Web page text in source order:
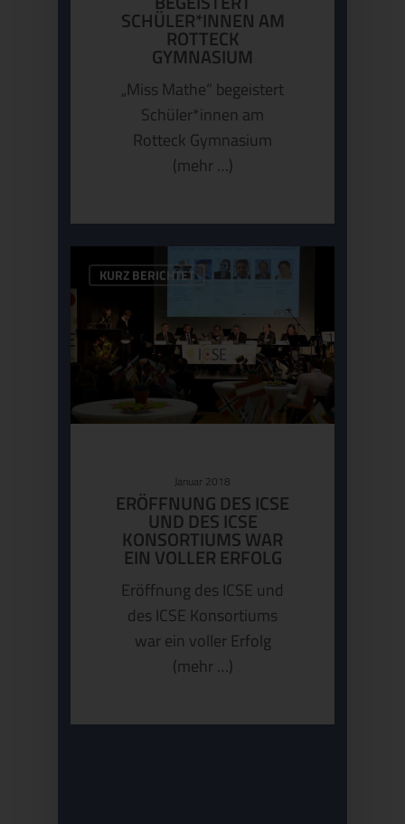
SCHÜLER*INNEN AM
ROTTECK
GYMNASIUM
„Miss Mathe“ begeistert
Schüler*innen am
Rotteck Gymnasium
(mehr …)
KURZ BERICHTET
Januar 2018
ERÖFFNUNG DES ICSE
UND DES ICSE
KONSORTIUMS WAR
EIN VOLLER ERFOLG
Eröffnung des ICSE und
des ICSE Konsortiums
war ein voller Erfolg
(mehr …)